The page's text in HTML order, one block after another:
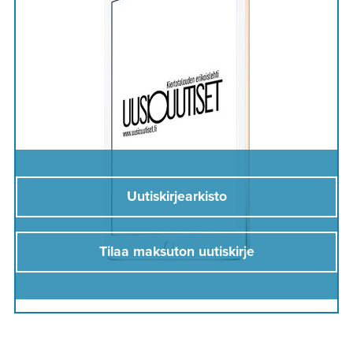
Uutiskirjearkisto
Tilaa maksuton uutiskirje